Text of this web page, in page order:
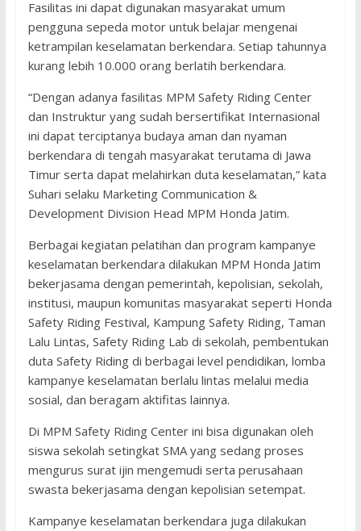
Fasilitas ini dapat digunakan masyarakat umum
pengguna sepeda motor untuk belajar mengenai
ketrampilan keselamatan berkendara. Setiap tahunnya
kurang lebih 10.000 orang berlatih berkendara.
“Dengan adanya fasilitas MPM Safety Riding Center
dan Instruktur yang sudah bersertifikat Internasional
ini dapat terciptanya budaya aman dan nyaman
berkendara di tengah masyarakat terutama di Jawa
Timur serta dapat melahirkan duta keselamatan,” kata
Suhari selaku Marketing Communication &
Development Division Head MPM Honda Jatim.
Berbagai kegiatan pelatihan dan program kampanye
keselamatan berkendara dilakukan MPM Honda Jatim
bekerjasama dengan pemerintah, kepolisian, sekolah,
institusi, maupun komunitas masyarakat seperti Honda
Safety Riding Festival, Kampung Safety Riding, Taman
Lalu Lintas, Safety Riding Lab di sekolah, pembentukan
duta Safety Riding di berbagai level pendidikan, lomba
kampanye keselamatan berlalu lintas melalui media
sosial, dan beragam aktifitas lainnya.
Di MPM Safety Riding Center ini bisa digunakan oleh
siswa sekolah setingkat SMA yang sedang proses
mengurus surat ijin mengemudi serta perusahaan
swasta bekerjasama dengan kepolisian setempat.
Kampanye keselamatan berkendara juga dilakukan